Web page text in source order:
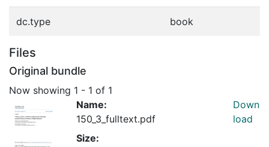
dc.type book
Files
Original bundle
Now showing 1 - 1 of 1
Name:
150_3_fulltext.pdf
Size:
Down
load